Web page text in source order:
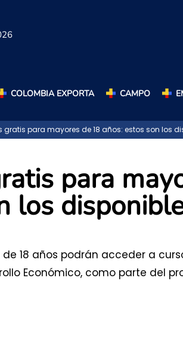
COLOMBIA EXPORTA CAMPO
gratis para mayores de 18 años: estos son los
para
los
18 años podrán acceder a
Económico, como parte del